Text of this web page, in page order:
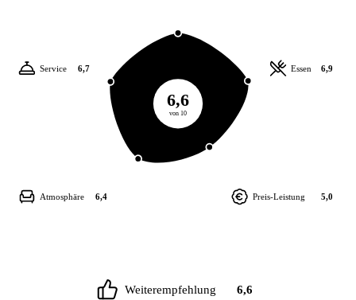
6,6
von 10
Essen 6,9
Preis-Leistung 5,0
Atmosphäre 6,4
Service 6,7
Weiterempfehlung 6,6